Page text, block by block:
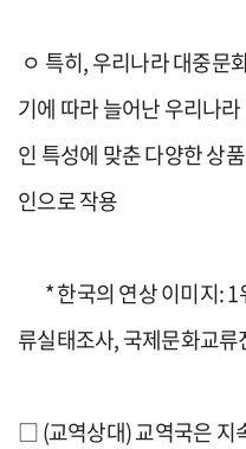
ㅇ 특히,우리나라 대중문
기에 따라늘어난우리나라
인 특성에 맞춘다양한상
인으로 작용
*한국의 연상 이미지: 1
류실태조사,국제문화교류
□(교역상대)교역국은지